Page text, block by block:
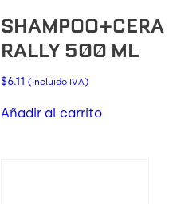
SHAMPOO+CERA
RALLY 500 ML
$6.11 (incluido IVA)
Añadir al carrito